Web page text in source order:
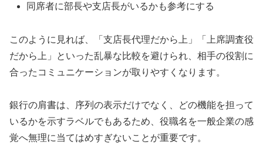
同席者に部長や支店長がいるかも参考にする
このように見れば、「支店長代理だから上」「上席調査役
だから上」といった乱暴な比較を避けられ、相手の役割に
合ったコミュニケーションが取りやすくなります。
銀行の肩書は、序列の表示だけでなく、どの機能を担って
いるかを示すラベルでもあるため、役職名を一般企業の感
覚へ無理に当てはめすぎないことが重要です。